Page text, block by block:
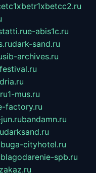
e-abis1c.ru
dark-sand.ru
sib-archives.ru
1-mus.ru
factory.ru
bandamn.ru
darksand.ru
cityhotel.ru
blagodarenie-spb.ru